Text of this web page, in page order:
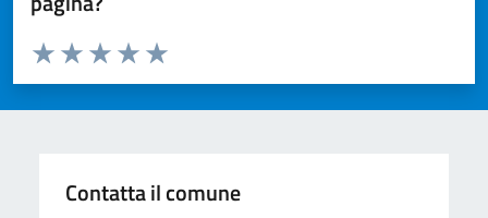
Valuta da 1 a 5 stelle la pagina
Valuta 5 stelle su 5
Valuta 4 stelle su 5
Valuta 3 stelle su 5
Valuta 2 stelle su 5
Valuta 1 stelle su 5
Contatta il comune